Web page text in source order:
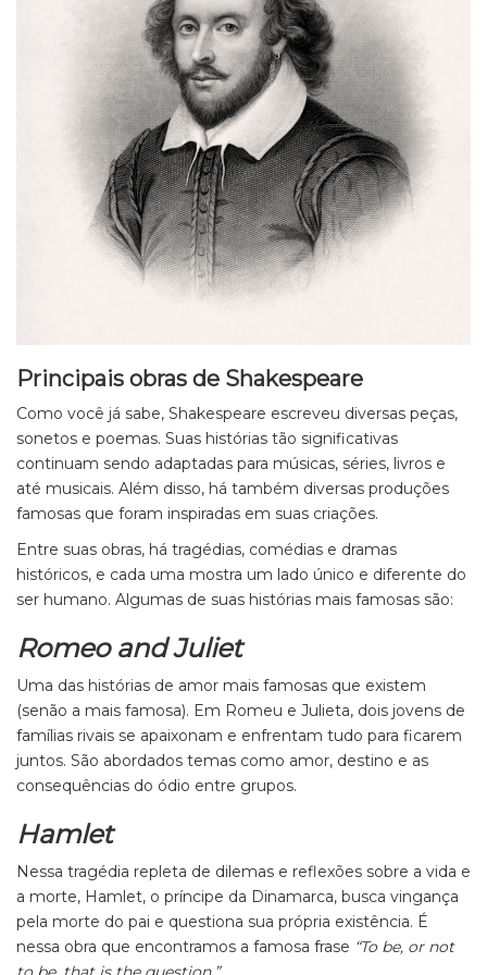
Principais obras de Shakespeare
Como você já sabe, Shakespeare escreveu diversas peças,
sonetos e poemas. Suas histórias tão significativas
continuam sendo adaptadas para músicas, séries, livros e
até musicais. Além disso, há também diversas produções
famosas que foram inspiradas em suas criações.
Entre suas obras, há tragédias, comédias e dramas
históricos, e cada uma mostra um lado único e diferente do
ser humano. Algumas de suas histórias mais famosas são:
Romeo and Juliet
Uma das histórias de amor mais famosas que existem
(senão a mais famosa). Em Romeu e Julieta, dois jovens de
famílias rivais se apaixonam e enfrentam tudo para ficarem
juntos. São abordados temas como amor, destino e as
consequências do ódio entre grupos.
Hamlet
Nessa tragédia repleta de dilemas e reflexões sobre a vida e
a morte, Hamlet, o príncipe da Dinamarca, busca vingança
pela morte do pai e questiona sua própria existência. É
nessa obra que encontramos a famosa frase “To be, or not